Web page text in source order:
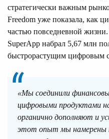
стратегически важным
Freedom уже показала, как
частью повседневной
SuperApp набрал 5,67 млн
быстрорастущим цифровым
«Мы соединили
цифровыми продуктами
органично дополняют и
этот опыт мы намерены